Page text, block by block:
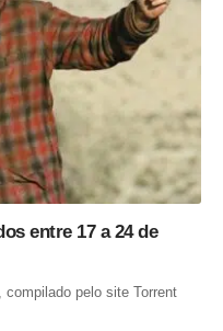
entre 17 a 24 de
pelo site Torrent